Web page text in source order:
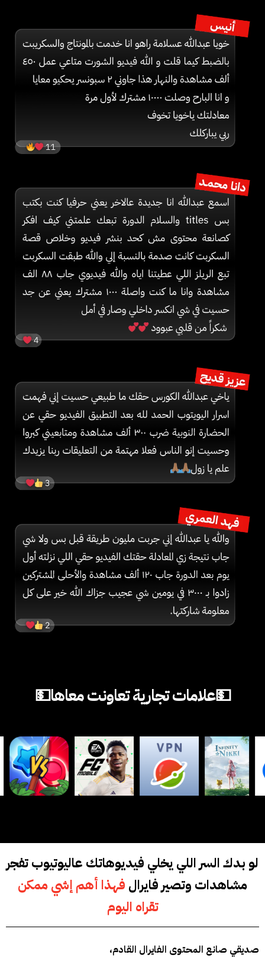
💵علامات تجارية تعاونت معاها💵
لو بدك السر اللي يخلي فيديوهاتك عاليوتيوبتفجر
مشاهدات وتصير فايرال فهذا أهم إشي ممكن
تقراه اليوم
صديقي صانع المحتوى الفايرال القادم،